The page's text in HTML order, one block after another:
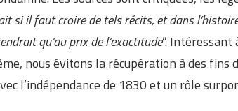
si il faut croire de tels récits, et dans
qu’au prix de l’exactitude”. Intéressant
nous évitons la récupération à des
l’indépendance de 1830 et un rôle